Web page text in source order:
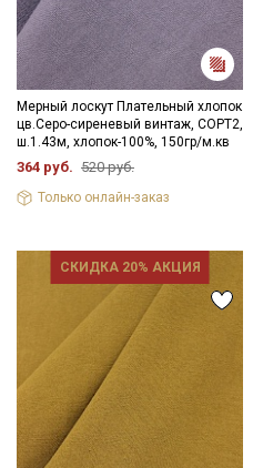
Мерный лоскут Плательный хлопок
цв.Серо-сиреневый винтаж, СОРТ2,
ш.1.43м, хлопок-100%, 150гр/м.кв
364 руб. 520 руб.
Только онлайн-заказ
СКИДКА 20% АКЦИЯ